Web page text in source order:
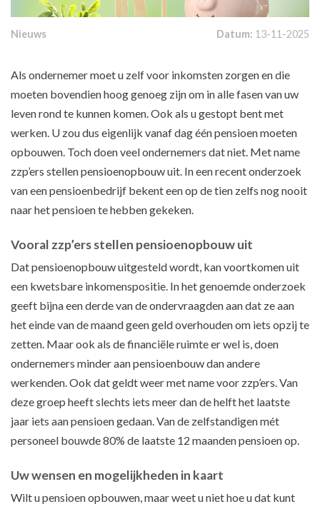
Nieuws Datum: 13-11-2025
Als ondernemer moet u zelf voor inkomsten zorgen en die
moeten bovendien hoog genoeg zijn om in alle fasen van uw
leven rond te kunnen komen. Ook als u gestopt bent met
werken. U zou dus eigenlijk vanaf dag één pensioen moeten
opbouwen. Toch doen veel ondernemers dat niet. Met name
zzp’ers stellen pensioenopbouw uit. In een recent onderzoek
van een pensioenbedrijf bekent een op de tien zelfs nog nooit
naar het pensioen te hebben gekeken.
Vooral zzp’ers stellen pensioenopbouw uit
Dat pensioenopbouw uitgesteld wordt, kan voortkomen uit
een kwetsbare inkomenspositie. In het genoemde onderzoek
geeft bijna een derde van de ondervraagden aan dat ze aan
het einde van de maand geen geld overhouden om iets opzij te
zetten. Maar ook als de financiële ruimte er wel is, doen
ondernemers minder aan pensioenbouw dan andere
werkenden. Ook dat geldt weer met name voor zzp’ers. Van
deze groep heeft slechts iets meer dan de helft het laatste
jaar iets aan pensioen gedaan. Van de zelfstandigen mét
personeel bouwde 80% de laatste 12 maanden pensioen op.
Uw wensen en mogelijkheden in kaart
Wilt u pensioen opbouwen, maar weet u niet hoe u dat kunt